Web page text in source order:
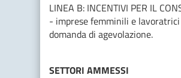
LINEA B: INCENTIVI PER IL
- imprese femminili e
domanda di agevolazione.
SETTORI AMMESSI